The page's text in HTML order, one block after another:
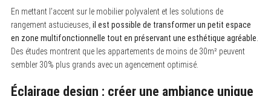
En mettant l’accent sur le mobilier polyvalent et les solutions de
rangement astucieuses, il est possible de transformer un petit espace
en zone multifonctionnelle tout en préservant une esthétique agréable.
Des études montrent que les appartements de moins de 30m² peuvent
sembler 30% plus grands avec un agencement optimisé.
Éclairage design : créer une ambiance unique